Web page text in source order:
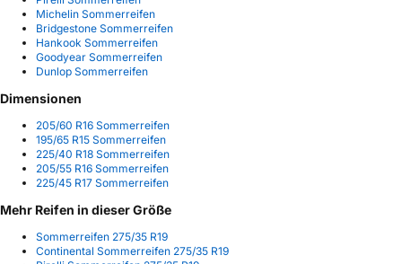
Michelin Sommerreifen
Bridgestone Sommerreifen
Hankook Sommerreifen
Goodyear Sommerreifen
Dunlop Sommerreifen
Dimensionen
205/60 R16 Sommerreifen
195/65 R15 Sommerreifen
225/40 R18 Sommerreifen
205/55 R16 Sommerreifen
225/45 R17 Sommerreifen
Mehr Reifen in dieser Größe
Sommerreifen 275/35 R19
Continental Sommerreifen 275/35 R19